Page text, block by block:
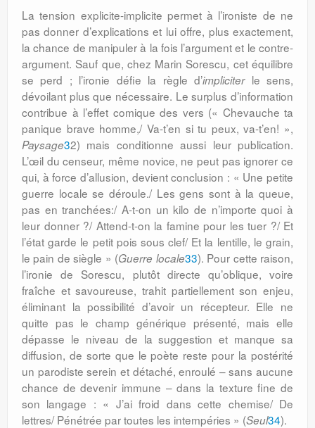
La tension explicite-implicite permet à l’ironiste de ne
pas donner d’explications et lui offre, plus exactement,
la chance de manipuler à la fois l’argument et le contre-
argument. Sauf que, chez Marin Sorescu, cet équilibre
se perd ; l’ironie défie la règle d’impliciter le sens,
dévoilant plus que nécessaire. Le surplus d’information
contribue à l’effet comique des vers (« Chevauche ta
panique brave homme,/ Va-t’en si tu peux, va-t’en! »,
Paysage32) mais conditionne aussi leur publication.
L’œil du censeur, même novice, ne peut pas ignorer ce
qui, à force d’allusion, devient conclusion : « Une petite
guerre locale se déroule./ Les gens sont à la queue,
pas en tranchées:/ A-t-on un kilo de n’importe quoi à
leur donner ?/ Attend-t-on la famine pour les tuer ?/ Et
l’état garde le petit pois sous clef/ Et la lentille, le grain,
le pain de siègle » (Guerre locale33). Pour cette raison,
l’ironie de Sorescu, plutôt directe qu’oblique, voire
fraîche et savoureuse, trahit partiellement son enjeu,
éliminant la possibilité d’avoir un récepteur. Elle ne
quitte pas le champ générique présenté, mais elle
dépasse le niveau de la suggestion et manque sa
diffusion, de sorte que le poète reste pour la postérité
un parodiste serein et détaché, enroulé – sans aucune
chance de devenir immune – dans la texture fine de
son langage : « J’ai froid dans cette chemise/ De
lettres/ Pénétrée par toutes les intempéries » (Seul34).